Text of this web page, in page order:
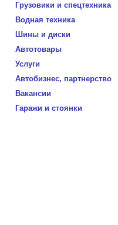
Грузовики и спецтехника
Водная техника
Шины и диски
Автотовары
Услуги
Автобизнес, партнерство
Вакансии
Гаражи и стоянки